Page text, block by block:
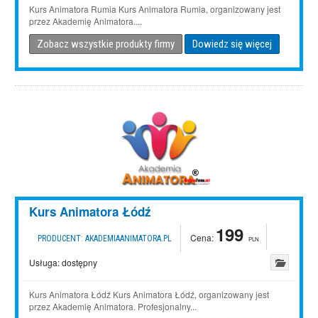
Kurs Animatora Rumia Kurs Animatora Rumia, organizowany jest
przez Akademię Animatora....
Zobacz wszystkie produkty firmy Dowiedz się więcej
Kurs Animatora Łódź
PRODUCENT: AKADEMIAANIMATORA.PL Cena: 199 PLN
Usługa:dostępny
Kurs Animatora Łódź Kurs Animatora Łódź, organizowany jest
przez Akademię Animatora. Profesjonalny...